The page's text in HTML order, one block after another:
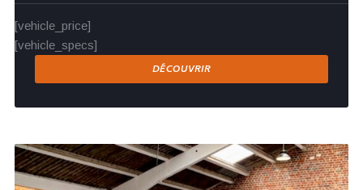
[vehicle_price]
[vehicle_specs]
DÉCOUVRIR